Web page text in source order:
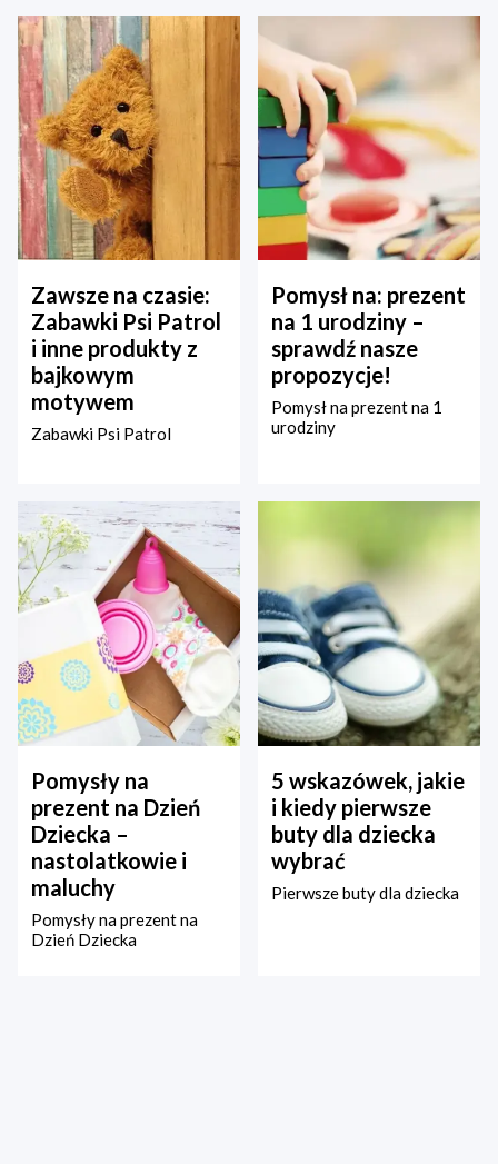
Zawsze na czasie:
Zabawki Psi Patrol
i inne produkty z
bajkowym
motywem
Zabawki Psi Patrol
Pomysł na: prezent
na 1 urodziny –
sprawdź nasze
propozycje!
Pomysł na prezent na 1
urodziny
Pomysły na
prezent na Dzień
Dziecka –
nastolatkowie i
maluchy
Pomysły na prezent na
Dzień Dziecka
5 wskazówek, jakie
i kiedy pierwsze
buty dla dziecka
wybrać
Pierwsze buty dla dziecka